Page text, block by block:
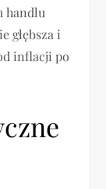
handlu
głębsza i
inflacji po